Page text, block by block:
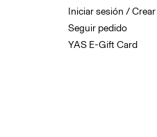
Iniciar sesión /
Seguir pedido
YAS E-Gift Card